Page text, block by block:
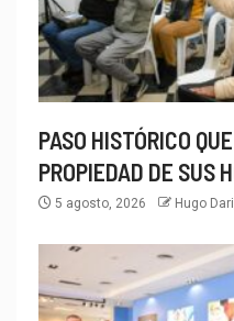
PASO HISTÓRICO
PROPIEDAD DE SUS
5 agosto, 2026 Hugo